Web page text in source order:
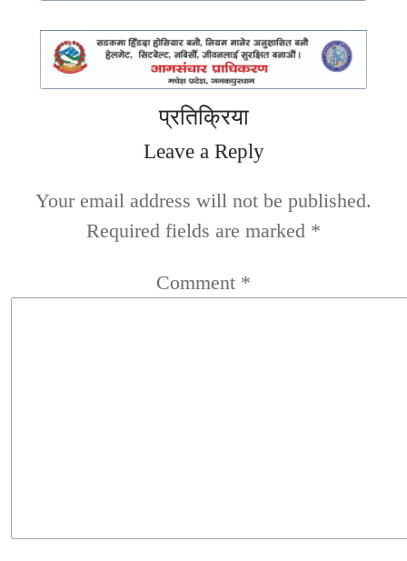
प्रतिक्रिया
Leave a Reply
Your email address will not be published.
Required fields are marked *
Comment *